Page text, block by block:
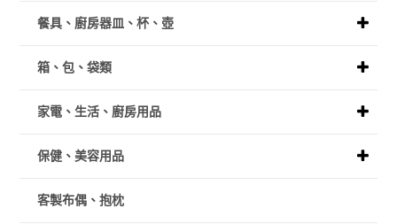
餐具、廚房器皿、杯、壺
箱、包、袋類
家電、生活、廚房用品
保健、美容用品
客製布偶、抱枕